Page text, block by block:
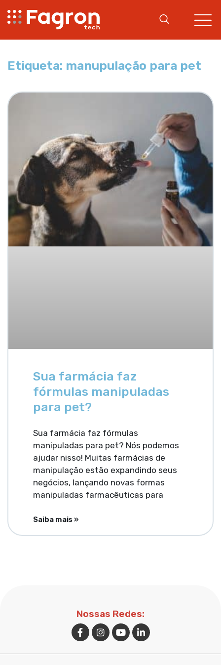
Etiqueta: manupulação para pet
Sua farmácia faz
fórmulas manipuladas
para pet?
Sua farmácia faz fórmulas
manipuladas para pet? Nós podemos
ajudar nisso! Muitas farmácias de
manipulação estão expandindo seus
negócios, lançando novas formas
manipuladas farmacêuticas para
Saiba mais »
Nossas Redes: